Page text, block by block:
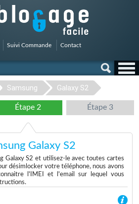
Suivi Commande Contact
Samsung Galaxy S2
Étape 2 Étape 3
Galaxy S2
Galaxy S2 et utilisez-le avec toutes cartes
désimlocker votre téléphone, nous avons
l'IMEI et l'email sur lequel vous